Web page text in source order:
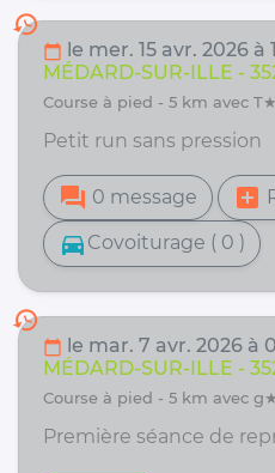
history
calendar_today le mer. 15 avr. 2026 à
MÉDARD-SUR-ILLE -
course à pied - 5 km avec
Petit run sans pression
forum 0 message add_box
directions_car Covoiturage ( 0 )
history
calendar_today le mar. 7 avr. 2026 à
MÉDARD-SUR-ILLE -
course à pied - 5 km avec
Première séance de